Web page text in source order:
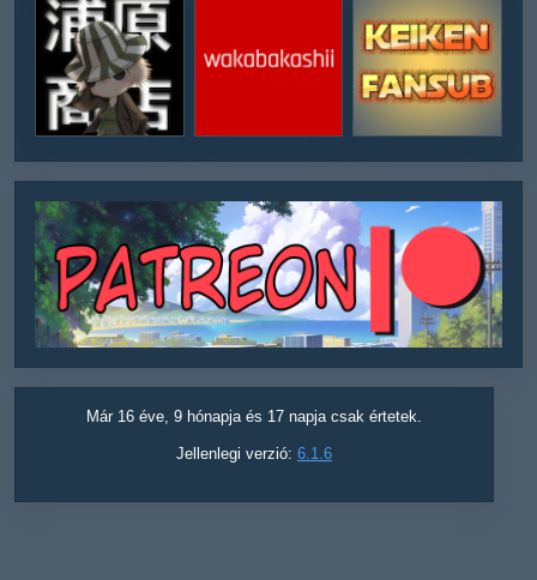
Már 16 éve, 9 hónapja és 17 napja csak értetek.
Jellenlegi verzió: 6.1.6